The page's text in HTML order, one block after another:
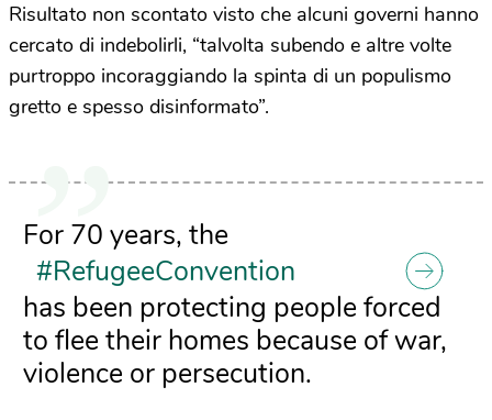
Risultato non scontato visto che alcuni governi hanno
cercato di indebolirli, “talvolta subendo e altre volte
purtroppo incoraggiando la spinta di un populismo
gretto e spesso disinformato”.
For 70 years, the
#RefugeeConvention
has been protecting people forced
to flee their homes because of war,
violence or persecution.